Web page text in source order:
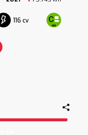
116 cv